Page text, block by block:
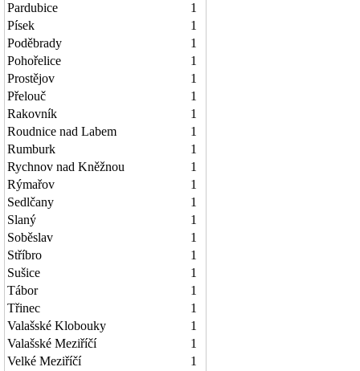
Pardubice
1
Písek
1
Poděbrady
1
Pohořelice
1
Prostějov
1
Přelouč
1
Rakovník
1
Roudnice nad Labem
1
Rumburk
1
Rychnov nad Kněžnou
1
Rýmařov
1
Sedlčany
1
Slaný
1
Soběslav
1
Stříbro
1
Sušice
1
Tábor
1
Třinec
1
Valašské Klobouky
1
Valašské Meziříčí
1
Velké Meziříčí
1